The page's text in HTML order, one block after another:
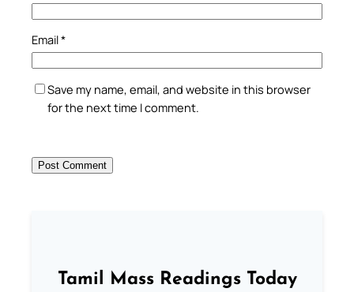
Email*
Save my name, email, and website in this browser
for the next time I comment.
Tamil Mass Readings Today